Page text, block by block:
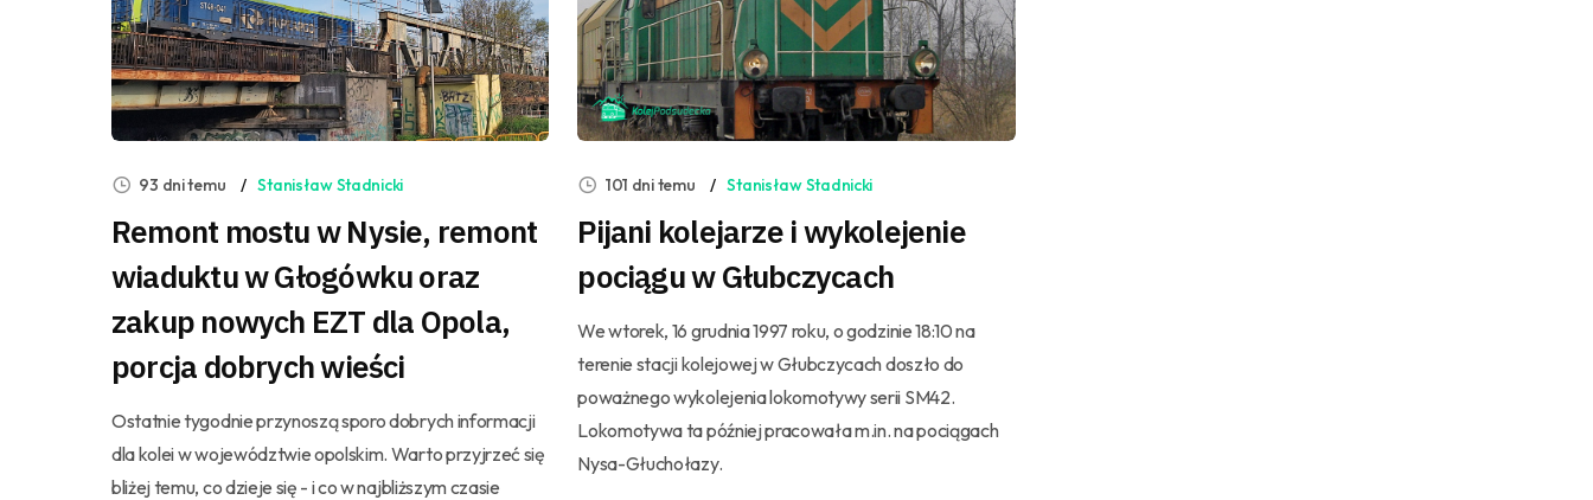
93 dni temu Stanisław Stadnicki
Remont mostu w Nysie, remont
wiaduktu w Głogówku oraz
zakup nowych EZT dla Opola,
porcja dobrych wieści
Ostatnie tygodnie przynoszą sporo dobrych informacji
dla kolei w województwie opolskim. Warto przyjrzeć się
bliżej temu, co dzieje się - i co w najbliższym czasie
101 dni temu Stanisław Stadnicki
Pijani kolejarze i wykolejenie
pociągu w Głubczycach
We wtorek, 16 grudnia 1997 roku, o godzinie 18:10 na
terenie stacji kolejowej w Głubczycach doszło do
poważnego wykolejenia lokomotywy serii SM42.
Lokomotywa ta później pracowała m.in. na pociągach
Nysa-Głuchołazy.